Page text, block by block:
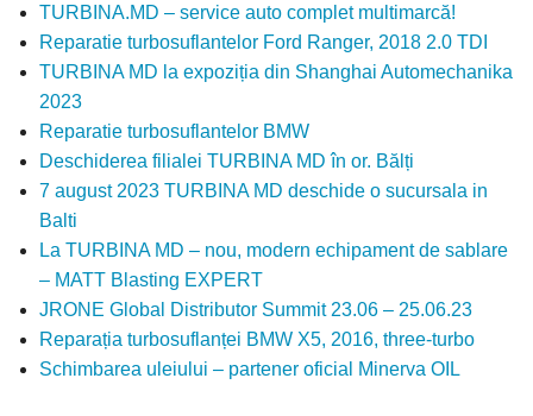
TURBINA.MD – service auto complet multimarcă!
Reparatie turbosuflantelor Ford Ranger, 2018 2.0 TDI
TURBINA MD la expoziția din Shanghai Automechanika
2023
Reparatie turbosuflantelor BMW
Deschiderea filialei TURBINA MD în or. Bălți
7 august 2023 TURBINA MD deschide o sucursala in
Balti
La TURBINA MD – nou, modern echipament de sablare
– MATT Blasting EXPERT
JRONE Global Distributor Summit 23.06 – 25.06.23
Reparația turbosuflanței BMW X5, 2016, three-turbo
Schimbarea uleiului – partener oficial Minerva OIL